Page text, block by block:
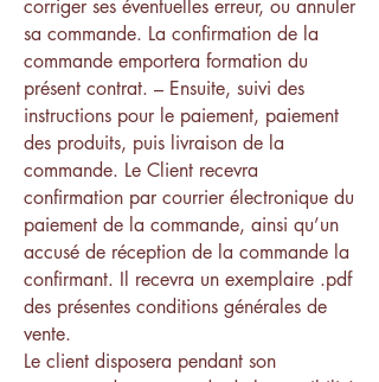
corriger ses éventuelles erreur, ou annuler
sa commande. La confirmation de la
commande emportera formation du
présent contrat. – Ensuite, suivi des
instructions pour le paiement, paiement
des produits, puis livraison de la
commande. Le Client recevra
confirmation par courrier électronique du
paiement de la commande, ainsi qu’un
accusé de réception de la commande la
confirmant. Il recevra un exemplaire .pdf
des présentes conditions générales de
vente.
Le client disposera pendant son